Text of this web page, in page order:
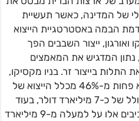
של המדינה, כאשר תעשיית
הבמה באסטרטגיית הייצוא
ואורגון, ייצור השבבים הפך
נתון המדגיש את המאמצים
בייצור זר. בניו מקסיקו,
למשל, המוליכים למחצה היוו לא פחות מ-46% מכלל הייצוא של
המדינה בשנת 2025, עם שווי כולל של כ-7 מיליארד דולר, בעוד
שבאורגון עמד שווי הייצוא של רכיבים אלו על למעלה מ-9 מיליארד